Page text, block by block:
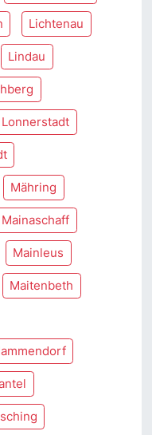
Lichtenau
Lindau
Lonnerstadt
Mähring
Mainaschaff
Mainleus
Maitenbeth